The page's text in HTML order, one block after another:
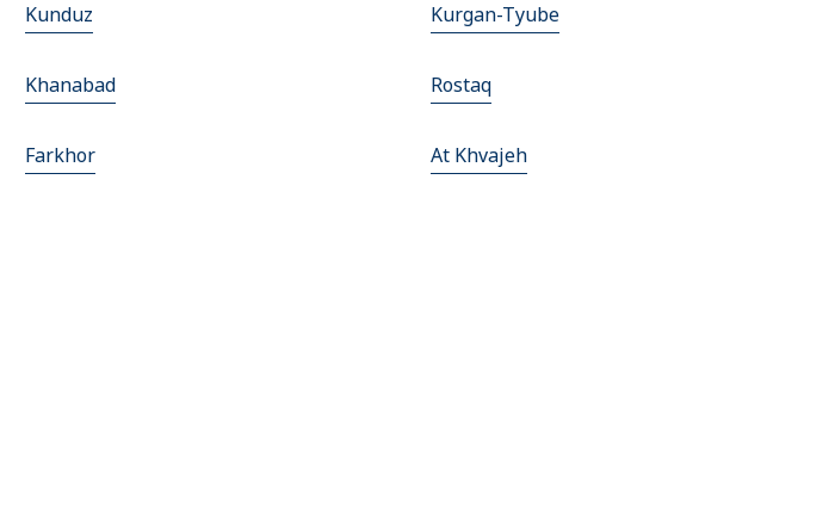
Kunduz Kurgan-Tyube
Khanabad Rostaq
Farkhor At Khvajeh